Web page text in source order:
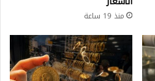
منذ 19 ساعة